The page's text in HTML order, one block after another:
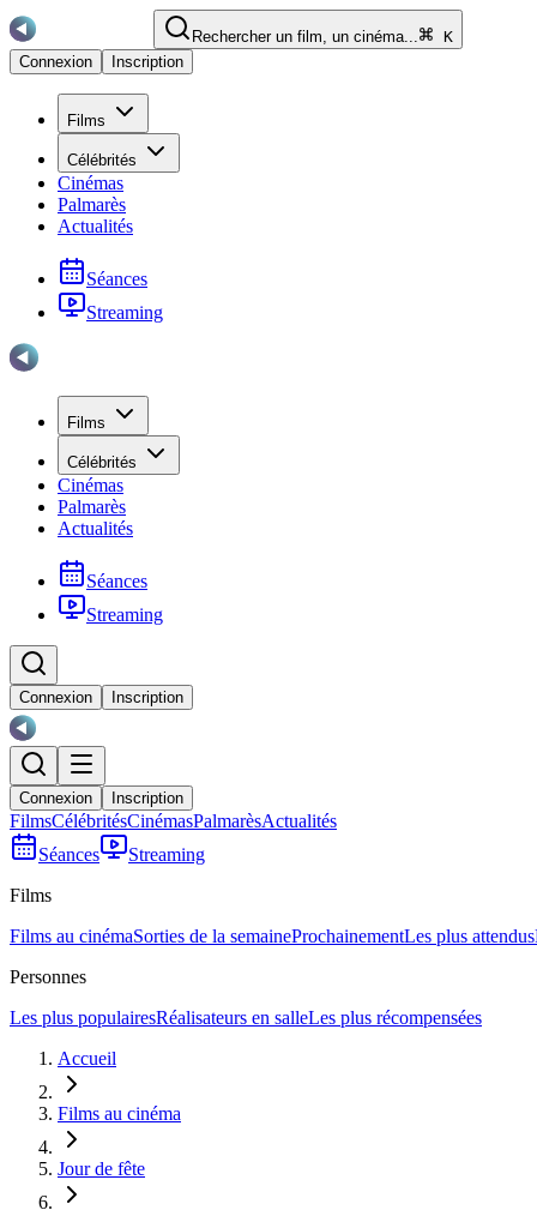
Rechercher un film, un cinéma...
K
Connexion
Inscription
Films
Célébrités
Cinémas
Palmarès
Actualités
Séances
Streaming
Films
Célébrités
Cinémas
Palmarès
Actualités
Séances
Streaming
Connexion Inscription
Connexion Inscription
FilmsCélébritésCinémasPalmarèsActualités
Séances
Streaming
Films
Films au cinémaSorties de la semaineProchainementLes plus attendus
Personnes
Les plus populairesRéalisateurs en salleLes plus récompensées
Accueil
Films au cinéma
Jour de fête